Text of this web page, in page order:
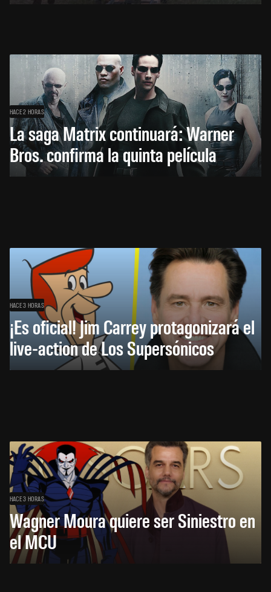
HACE 2 HORAS
La saga Matrix continuará: Warner
Bros. confirma la quinta película
HACE 3 HORAS
¡Es oficial! Jim Carrey protagonizará el
live-action de Los Supersónicos
HACE 3 HORAS
Wagner Moura quiere ser Siniestro en
el MCU